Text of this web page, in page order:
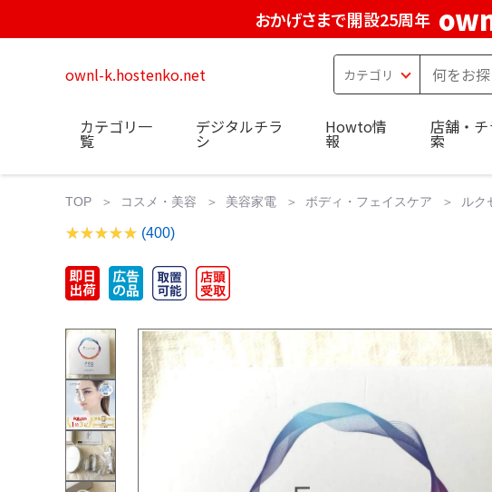
おかげさまで開設25周年
ownl-k.hostenko.net
カテゴリ一
覧
デジタルチラ
シ
Howto情
報
店舗・
索
TOP コスメ・美容 美容家電 ボディ・フェイスケア ルク
(400)